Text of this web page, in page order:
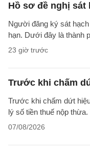
Hồ sơ đề nghị
Người đăng ký sát
hạn. Dưới đây là thành
23 giờ trước
Trước khi chấm
Trước khi chấm dứt
lý số tiền thuế nộp
07/08/2026